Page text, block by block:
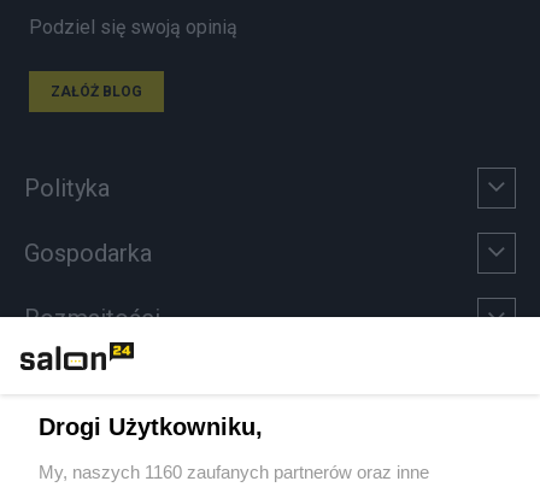
Podziel się swoją opinią
ZAŁÓŻ BLOG
Polityka
Gospodarka
Rozmaitości
Sport
Drogi Użytkowniku,
My, naszych 1160 zaufanych partnerów oraz inne